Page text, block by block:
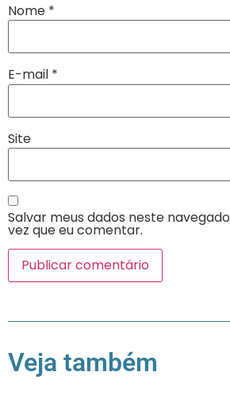
Nome *
E-mail *
Site
Salvar meus dados neste
vez que eu comentar.
Veja também